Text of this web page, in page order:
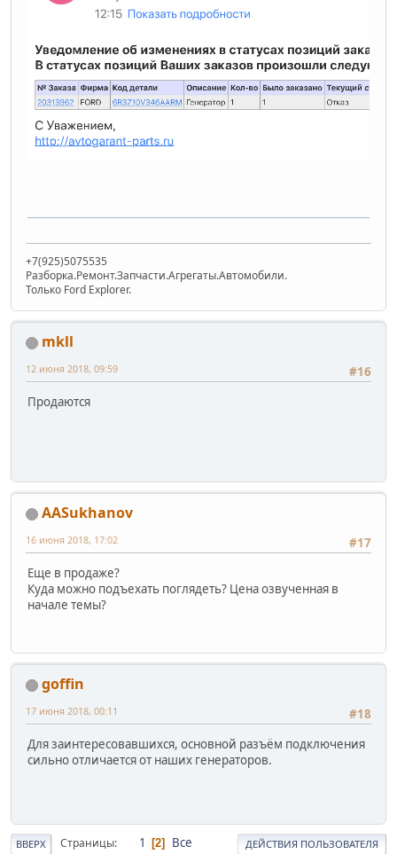
+7(925)5075535
Разборка.Ремонт.Запчасти.Агрегаты.Автомобили.
Только Ford Explorer.
mkll
#16
12 июня 2018, 09:59
Продаются
AASukhanov
#17
16 июня 2018, 17:02
Еще в продаже?
Куда можно подъехать поглядеть? Цена озвученная в
начале темы?
goffin
#18
17 июня 2018, 00:11
Для заинтересовавшихся, основной разъём подключения
сильно отличается от наших генераторов.
ВВЕРХ Страницы 1 2 Все ДЕЙСТВИЯ ПОЛЬЗОВАТЕЛЯ